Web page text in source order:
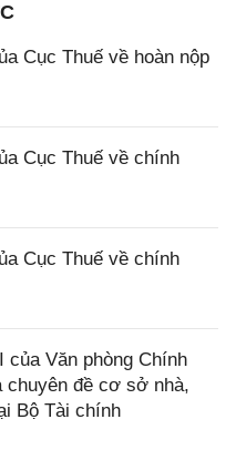
Cục Thuế về hoàn nộp
Cục Thuế về chính
Cục Thuế về chính
của Văn phòng Chính
chuyên đề cơ sở nhà,
Bộ Tài chính